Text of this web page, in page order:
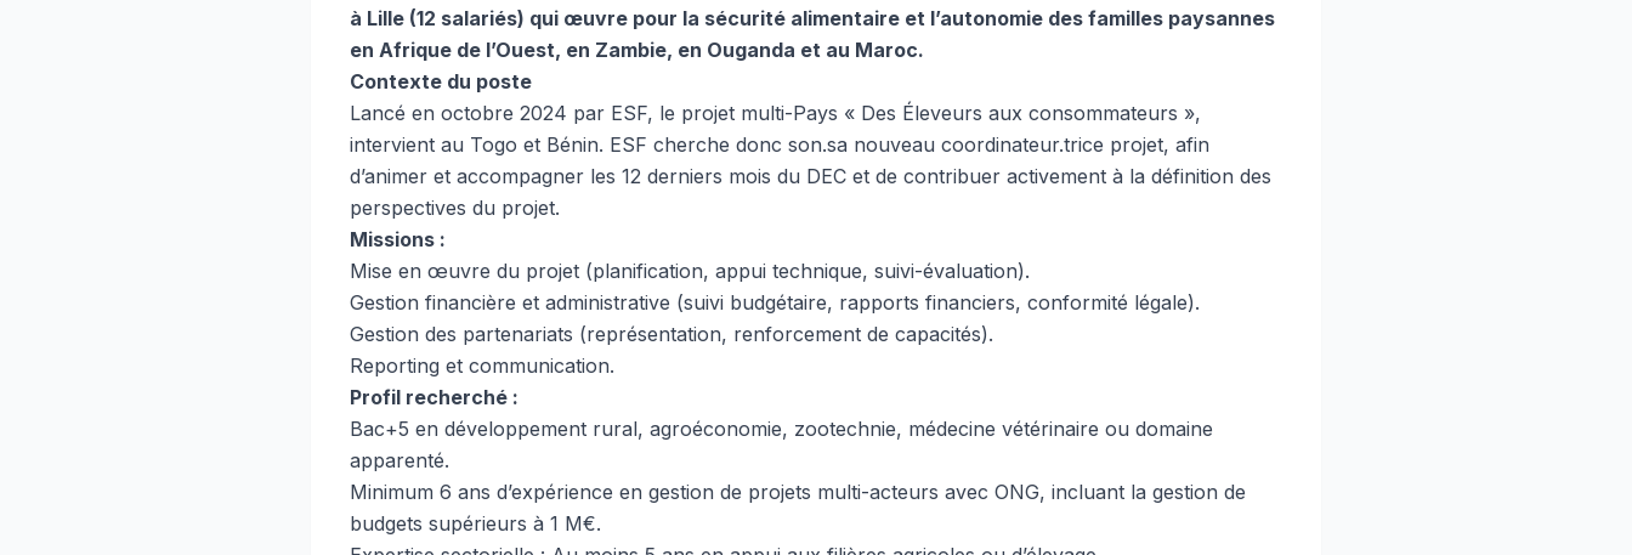
à Lille (12 salariés) qui œuvre pour la sécurité alimentaire et l’autonomie des familles paysannes
en Afrique de l’Ouest, en Zambie, en Ouganda et au Maroc.
Contexte du poste
Lancé en octobre 2024 par ESF, le projet multi-Pays « Des Éleveurs aux consommateurs »,
intervient au Togo et Bénin. ESF cherche donc son.sa nouveau coordinateur.trice projet, afin
d’animer et accompagner les 12 derniers mois du DEC et de contribuer activement à la définition des
perspectives du projet.
Missions :
Mise en œuvre du projet (planification, appui technique, suivi-évaluation).
Gestion financière et administrative (suivi budgétaire, rapports financiers, conformité légale).
Gestion des partenariats (représentation, renforcement de capacités).
Reporting et communication.
Profil recherché :
Bac+5 en développement rural, agroéconomie, zootechnie, médecine vétérinaire ou domaine
apparenté.
Minimum 6 ans d’expérience en gestion de projets multi-acteurs avec ONG, incluant la gestion de
budgets supérieurs à 1 M€.